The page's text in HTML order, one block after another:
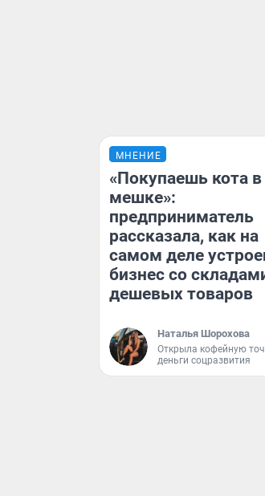
МНЕНИЕ
«Покупаешь кота в
мешке»:
предприниматель
рассказала, как на
самом деле
бизнес со
дешевых товаров
Наталья Шорохова
Открыла кофейную
деньги соцразвития